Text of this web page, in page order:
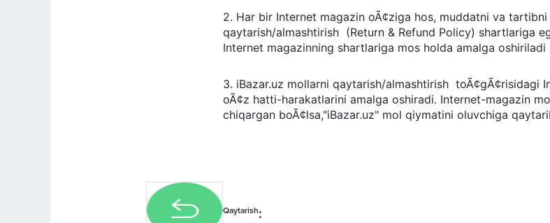
2. Har bir Internet magazin oÃ¢ziga hos, muddatni va
qaytarish/almashtirish (Return & Refund Policy) shartlariga
Internet magazinning shartlariga mos holda amalga oshiriladi
3. iBazar.uz mollarni qaytarish/almashtirish
oÃ¢z hatti-harakatlarini amalga oshiradi. Internet-
chiqargan boÃ¢lsa,"iBazar.uz" mol qiymatini oluvchiga
Qaytarish: